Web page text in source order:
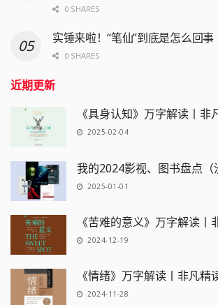
0 SHARES
实锤来啦！“笔仙”到底是怎么回事
0 SHARES
近期更新
《具身认知》万字解读丨非
2025-02-04
我的2024影视、图书盘点（
2025-01-01
《苦难的意义》万字解读丨
2024-12-19
《情绪》万字解读丨非凡精
2024-11-28